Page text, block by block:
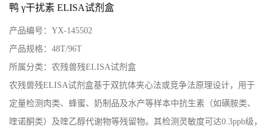
鸭 γ干扰素 ELISA试剂盒
产品编号： YX-145502
产品规格： 48T/96T
所属分类： 农残兽残ELISA试剂盒
农残兽残ELISA试剂盒基于双抗体夹心法或竞争法原理设计，用于
定量检测肉类、蜂蜜、奶制品及水产等样本中抗生素（如磺胺类、
喹诺酮类）及喹乙醇代谢物等残留物。其检测灵敏度可达0.3ppb级，